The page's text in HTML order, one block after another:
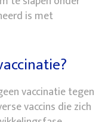
is met
vaccinatie tegen
vaccins die zich